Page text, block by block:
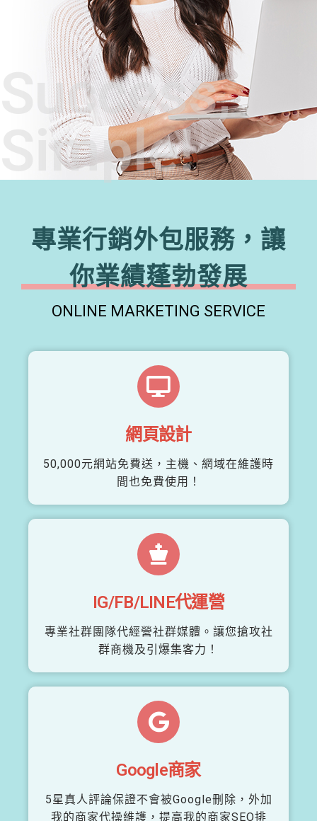
Success,
Simple!
專業行銷外包服務，讓
你業績蓬勃發展
ONLINE MARKETING SERVICE
網頁設計
50,000元網站免費送，主機、網域在維護時
間也免費使用！
IG/FB/LINE代運營
專業社群團隊代經營社群媒體。讓您搶攻社
群商機及引爆集客力！
Google商家
5星真人評論保證不會被Google刪除，外加
我的商家代操維護，提高我的商家SEO排